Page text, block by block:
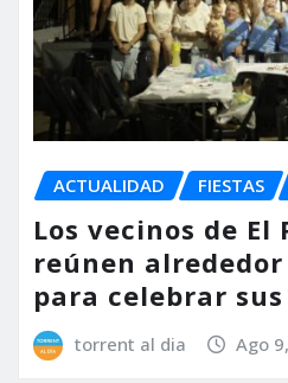
ACTUALIDAD FIESTAS
Los vecinos de El
reúnen
para celebrar
torrent al dia Ago